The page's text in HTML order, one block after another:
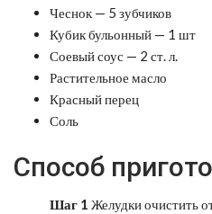
Чеснок — 5 зубчиков
Кубик бульонный — 1 шт
Соевый соус — 2 ст. л.
Растительное масло
Красный перец
Соль
Способ
Шаг 1 Желудки очистить